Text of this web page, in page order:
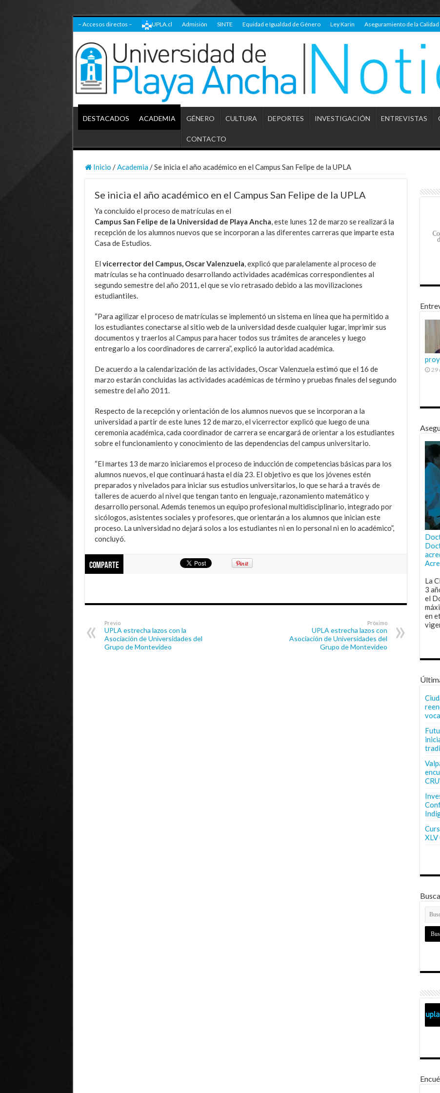
– Accesos directos – UPLA.cl Admisión SINTE Equidad e Igualdad de Género Ley Karin Aseguramiento de la Calidad
DESTACADOS ACADEMIA GÉNERO CULTURA DEPORTES INVESTIGACIÓN ENTREVISTAS
CONTACTO
Inicio / Academia /Se inicia el año académico en el Campus San Felipe de la UPLA
Se inicia el año académico en el Campus San Felipe de la UPLA
Ya concluido el proceso de matrículas en el
Campus San Felipe de la Universidad de Playa Ancha , este lunes 12 de marzo se realizará la
recepción de los alumnos nuevos que se incorporan a las diferentes carreras que imparte esta
Casa de Estudios.
El vicerrector del Campus, Oscar Valenzuela , explicó que paralelamente al proceso de
matrículas se ha continuado desarrollando actividades académicas correspondientes al
segundo semestre del año 2011, el que se vio retrasado debido a las movilizaciones
estudiantiles.
“Para agilizar el proceso de matrículas se implementó un sistema en línea que ha permitido a
los estudiantes conectarse al sitio web de la universidad desde cualquier lugar, imprimir sus
documentos y traerlos al Campus para hacer todos sus trámites de aranceles y luego
entregarlo a los coordinadores de carrera”, explicó la autoridad académica.
De acuerdo a la calendarización de las actividades, Oscar Valenzuela estimó que el 16 de
marzo estarán concluidas las actividades académicas de término y pruebas finales del segundo
semestre del año 2011.
Respecto de la recepción y orientación de los alumnos nuevos que se incorporan a la
universidad a partir de este lunes 12 de marzo, el vicerrector explicó que luego de una
ceremonia académica, cada coordinador de carrera se encargará de orientar a los estudiantes
sobre el funcionamiento y conocimiento de las dependencias del campus universitario.
“El martes 13 de marzo iniciaremos el proceso de inducción de competencias básicas para los
alumnos nuevos, el que continuará hasta el día 23. El objetivo es que los jóvenes estén
preparados y nivelados para iniciar sus estudios universitarios, lo que se hará a través de
talleres de acuerdo al nivel que tengan tanto en lenguaje, razonamiento matemático y
desarrollo personal. Además tenemos un equipo profesional multidisciplinario, integrado por
sicólogos, asistentes sociales y profesores, que orientarán a los alumnos que inician este
proceso. La universidad no dejará solos a los estudiantes ni en lo personal ni en lo académico”,
concluyó.
Comparte
Previo
UPLA estrecha lazos con la
Asociación de Universidades del
Grupo de Montevideo
Próximo
UPLA estrecha lazos con
Asociación de Universidades del
Grupo de Montevideo
29
La
3
el
en
XLV